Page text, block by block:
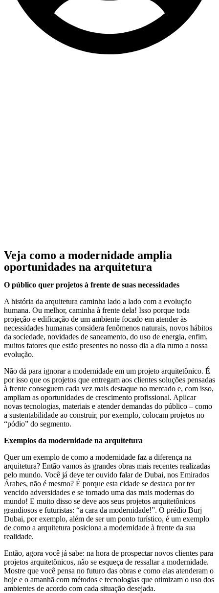
Veja como a modernidade amplia
oportunidades na arquitetura
O público quer projetos à frente de suas necessidades
A história da arquitetura caminha lado a lado com a evolução
humana. Ou melhor, caminha à frente dela! Isso porque toda
projeção e edificação de um ambiente focado em atender às
necessidades humanas considera fenômenos naturais, novos hábitos
da sociedade, novidades de saneamento, do uso de energia, enfim,
muitos fatores que estão presentes no nosso dia a dia rumo a nossa
evolução.
Não dá para ignorar a modernidade em um projeto arquitetônico. É
por isso que os projetos que entregam aos clientes soluções pensadas
à frente conseguem cada vez mais destaque no mercado e, com isso,
ampliam as oportunidades de crescimento profissional. Aplicar
novas tecnologias, materiais e atender demandas do público – como
a sustentabilidade ao construir, por exemplo, colocam projetos no
“pódio” do segmento.
Exemplos da modernidade na arquitetura
Quer um exemplo de como a modernidade faz a diferença na
arquitetura? Então vamos às grandes obras mais recentes realizadas
pelo mundo. Você já deve ter ouvido falar de Dubai, nos Emirados
Árabes, não é mesmo? É porque esta cidade se destaca por ter
vencido adversidades e se tornado uma das mais modernas do
mundo! E muito disso se deve aos seus projetos arquitetônicos
grandiosos e futuristas: “a cara da modernidade!”. O prédio Burj
Dubai, por exemplo, além de ser um ponto turístico, é um exemplo
de como a arquitetura posiciona a modernidade à frente da sua
realidade.
Então, agora você já sabe: na hora de prospectar novos clientes para
projetos arquitetônicos, não se esqueça de ressaltar a modernidade.
Mostre que você pensa no futuro das obras e como elas atenderam o
hoje e o amanhã com métodos e tecnologias que otimizam o uso dos
ambientes de acordo com cada situação desejada.